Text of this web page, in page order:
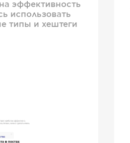
эффективность
использовать
типы и хештеги